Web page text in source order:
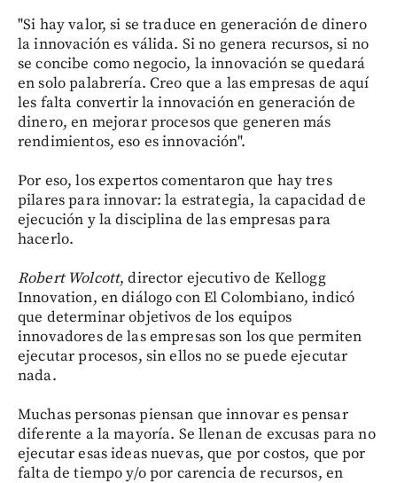
"Si hay valor, si se traduce en generación de dinero
la innovación es válida. Si no genera recursos, si no
se concibe como negocio, la innovación se quedará
en solo palabrería. Creo que a las empresas de aquí
les falta convertir la innovación en generación de
dinero, en mejorar procesos que generen más
rendimientos, eso es innovación".
Por eso, los expertos comentaron que hay tres
pilares para innovar: la estrategia, la capacidad de
ejecución y la disciplina de las empresas para
hacerlo.
Robert Wolcott, director ejecutivo de Kellogg
Innovation, en diálogo con El Colombiano, indicó
que determinar objetivos de los equipos
innovadores de las empresas son los que permiten
ejecutar procesos, sin ellos no se puede ejecutar
nada.
Muchas personas piensan que innovar es pensar
diferente a la mayoría. Se llenan de excusas para no
ejecutar esas ideas nuevas, que por costos, que por
falta de tiempo y/o por carencia de recursos, en